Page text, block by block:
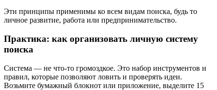
Эти принципы применимы ко всем видам поиска, будь то
личное развитие, работа или предпринимательство.
Практика: как организовать личную систему
поиска
Система — не что-то громоздкое. Это набор инструментов и
правил, которые позволяют ловить и проверять идеи.
Возьмите бумажный блокнот или приложение, выделите 15